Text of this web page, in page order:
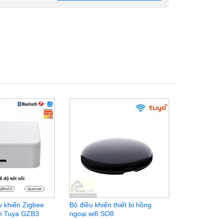
khiển Zigbee
Tuya GZB3
Bộ điều khiển thiết bị hồng
ngoại wifi SO8